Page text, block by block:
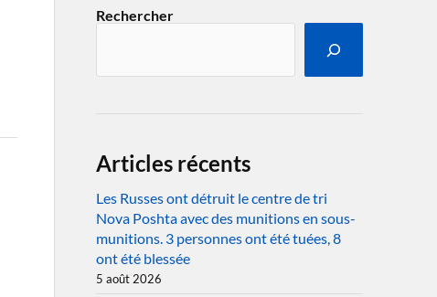
Rechercher
Articles récents
Les Russes ont détruit le centre de tri
Nova Poshta avec des munitions en sous-
munitions. 3 personnes ont été tuées, 8
ont été blessée
5 août 2026